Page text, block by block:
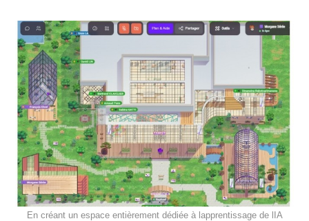
En créant un espace entièrement dédiée à lapprentissage de lIA